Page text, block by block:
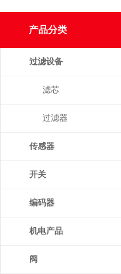
产品分类
过滤设备
滤芯
过滤器
传感器
开关
编码器
机电产品
阀